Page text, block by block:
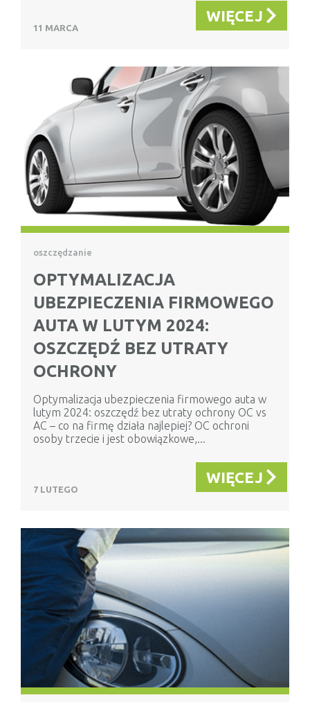
11 MARCA
WIĘCEJ
oszczędzanie
OPTYMALIZACJA
UBEZPIECZENIA FIRMOWEGO
AUTA W LUTYM 2024:
OSZCZĘDŹ BEZ UTRATY
OCHRONY
Optymalizacja ubezpieczenia firmowego auta w
lutym 2024: oszczędź bez utraty ochrony OC vs
AC – co na firmę działa najlepiej? OC ochroni
osoby trzecie i jest obowiązkowe,...
7 LUTEGO
WIĘCEJ